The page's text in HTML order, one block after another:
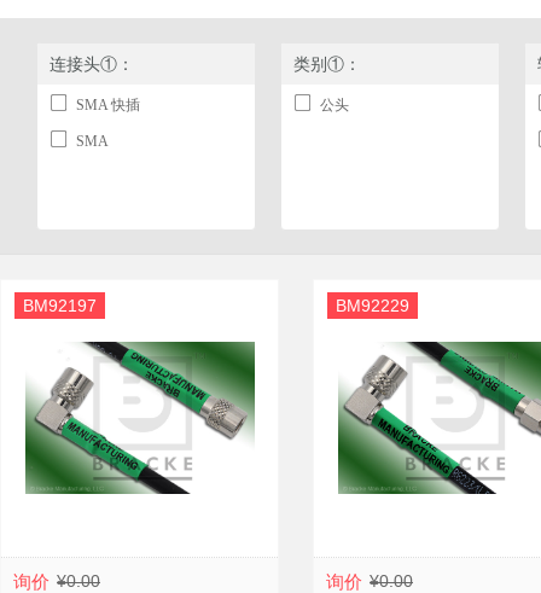
连接头①：
SMA 快插
SMA
类别①：
公头
询价 ¥0.00
BM92197
询价 ¥0.00
BM92229